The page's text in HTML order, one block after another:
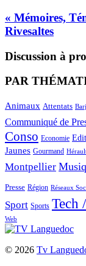
« Mémoires,
Rivesaltes
Discussion à
PAR
Animaux Attentats
Communiqué de
Conso Economie
Jaunes Gourmand
Montpellier
Presse Région Réseaux
Sport Sports Tech
Web
© 2026 Tv